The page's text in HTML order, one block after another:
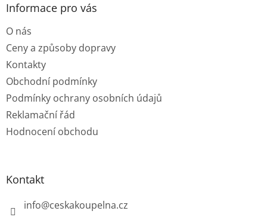
Informace pro vás
O nás
Ceny a způsoby dopravy
Kontakty
Obchodní podmínky
Podmínky ochrany osobních údajů
Reklamační řád
Hodnocení obchodu
Kontakt
info@ceskakoupelna.cz